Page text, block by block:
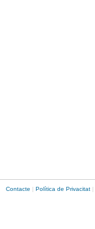
Contacte | Política de Privacitat |